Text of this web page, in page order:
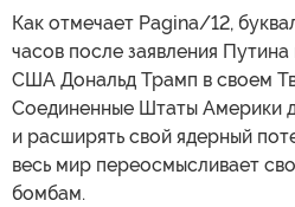
Как отмечает Pagina/12,
часов после заявления
США Дональд Трамп в своем
Соединенные Штаты Америки
и расширять свой ядерный
весь мир переосмысливает
бомбам.